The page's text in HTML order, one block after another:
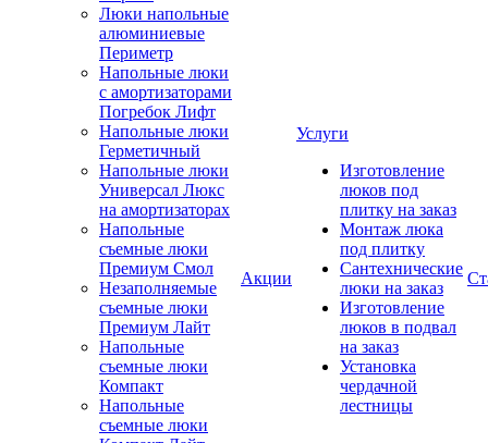
Люки напольные
алюминиевые
Периметр
Напольные люки
с амортизаторами
Погребок Лифт
Напольные люки
Герметичный
Напольные люки
Универсал Люкс
на амортизаторах
Напольные
съемные люки
Премиум Смол
Незаполняемые
съемные люки
Премиум Лайт
Напольные
съемные люки
Компакт
Напольные
съемные люки
Акции
Услуги
Изготовление
люков под
плитку на заказ
Монтаж люка
под плитку
Сантехнические
люки на заказ
Изготовление
люков в подвал
на заказ
Установка
чердачной
лестницы